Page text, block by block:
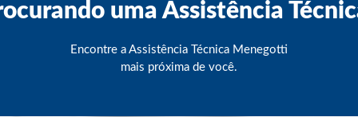
uma Assistência
Encontre a Assistência Técnica Menegotti
mais próxima de você.